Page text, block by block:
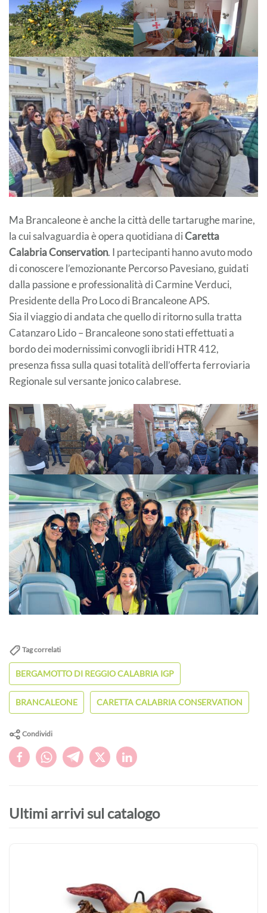
Ma Brancaleone è anche la città delle tartarughe marine,
la cui salvaguardia è opera quotidiana diCaretta
Calabria Conservation. I partecipanti hanno avuto modo
di conoscere l’emozionante Percorso Pavesiano, guidati
dalla passione e professionalità di Carmine Verduci,
Presidente della Pro Loco di Brancaleone APS.
Sia il viaggio di andata che quello di ritorno sulla tratta
Catanzaro Lido – Brancaleone sono stati effettuati a
bordo dei modernissimi convogli ibridi HTR 412,
presenza fissa sulla quasi totalità dell’offerta ferroviaria
Regionale sul versante jonico calabrese.
Tag correlati
BERGAMOTTO DI REGGIO CALABRIA IGP
BRANCALEONE CARETTA CALABRIA CONSERVATION
Condividi
Ultimi arrivi sul catalogo